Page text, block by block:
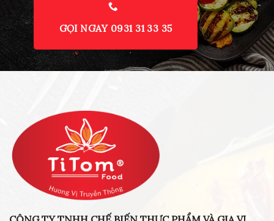
GỌI NGAY 0931 31 33 35